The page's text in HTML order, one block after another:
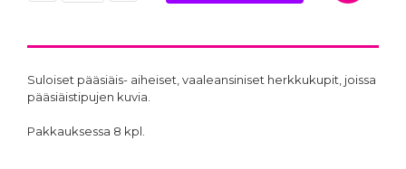
Suloiset pääsiäis- aiheiset, vaaleansiniset herkkukupit, joissa
pääsiäistipujen kuvia.
Pakkauksessa 8 kpl.